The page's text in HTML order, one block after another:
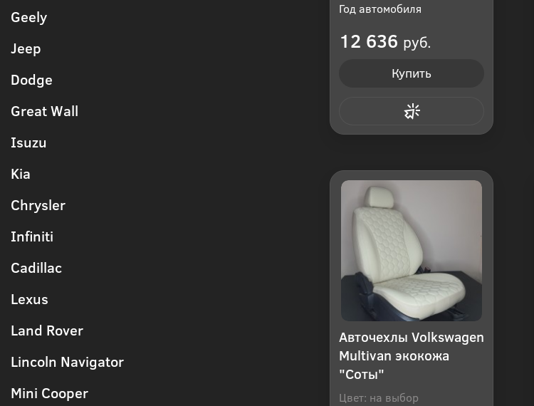
Geely
Jeep
Dodge
Great Wall
Isuzu
Kia
Chrysler
Infiniti
Cadillac
Lexus
Land Rover
Lincoln Navigator
Mini Cooper
Год автомобиля
12 636 руб.
Купить
Авточехлы Volkswagen
Multivan экокожа
"Соты"
Цвет: на выбор